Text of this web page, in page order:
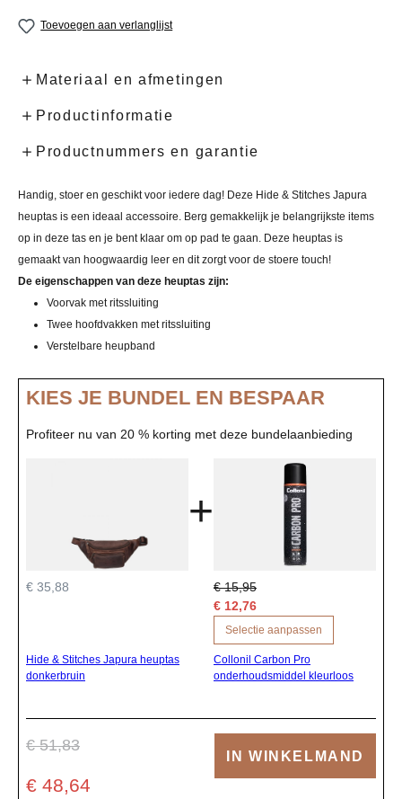
Toevoegen aan verlanglijst
Materiaal en afmetingen
Productinformatie
Productnummers en garantie
Handig, stoer en geschikt voor iedere dag! Deze Hide & Stitches Japura
heuptas is een ideaal accessoire. Berg gemakkelijk je belangrijkste items
op in deze tas en je bent klaar om op pad te gaan. Deze heuptas is
gemaakt van hoogwaardig leer en dit zorgt voor de stoere touch!
De eigenschappen van deze heuptas zijn:
Voorvak met ritssluiting
Twee hoofdvakken met ritssluiting
Verstelbare heupband
KIES JE BUNDEL EN BESPAAR
Profiteer nu van 20 % korting met deze bundelaanbieding
€ 35,88
Hide & Stitches Japura heuptas
donkerbruin
+
€ 15,95
€ 12,76
Selectie aanpassen
Collonil Carbon Pro
onderhoudsmiddel kleurloos
€ 51,83
€ 48,64
IN WINKELMAND